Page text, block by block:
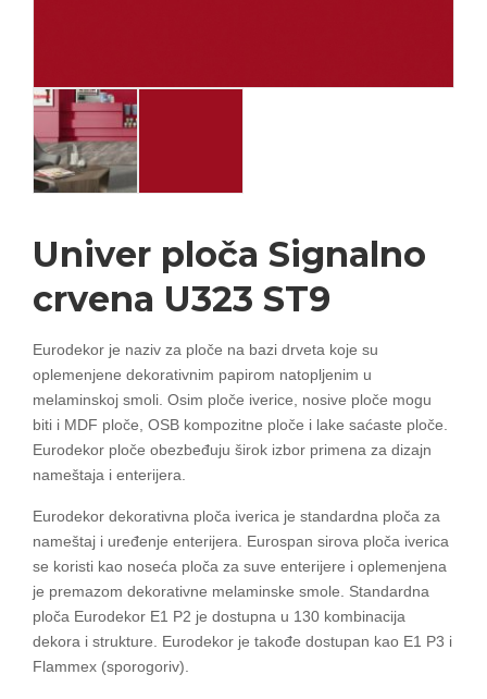
Univer ploča Signalno
crvena U323 ST9
Eurodekor je naziv za ploče na bazi drveta koje su
oplemenjene dekorativnim papirom natopljenim u
melaminskoj smoli. Osim ploče iverice, nosive ploče mogu
biti i MDF ploče, OSB kompozitne ploče i lake saćaste ploče.
Eurodekor ploče obezbeđuju širok izbor primena za dizajn
nameštaja i enterijera.
Eurodekor dekorativna ploča iverica je standardna ploča za
nameštaj i uređenje enterijera. Eurospan sirova ploča iverica
se koristi kao noseća ploča za suve enterijere i oplemenjena
je premazom dekorativne melaminske smole. Standardna
ploča Eurodekor E1 P2 je dostupna u 130 kombinacija
dekora i strukture. Eurodekor je takođe dostupan kao E1 P3 i
Flammex (sporogoriv).